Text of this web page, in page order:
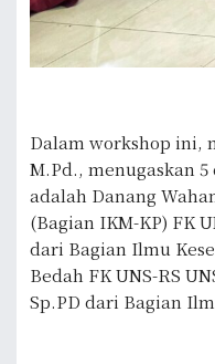
Dalam workshop ini,
M.Pd., menugaskan
adalah Danang
(Bagian IKM-KP) FK
dari Bagian Ilmu
Bedah FK UNS-RS
Sp.PD dari Bagian